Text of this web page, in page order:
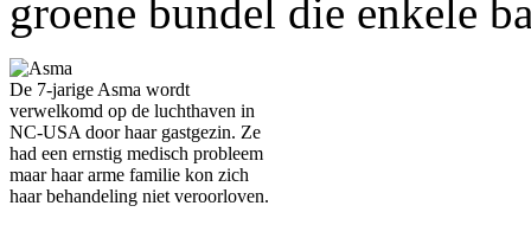
groene bundel die enkele
De 7-jarige Asma wordt
verwelkomd op de luchthaven in
NC-USA door haar gastgezin. Ze
had een ernstig medisch probleem
maar haar arme familie kon zich
haar behandeling niet veroorloven.